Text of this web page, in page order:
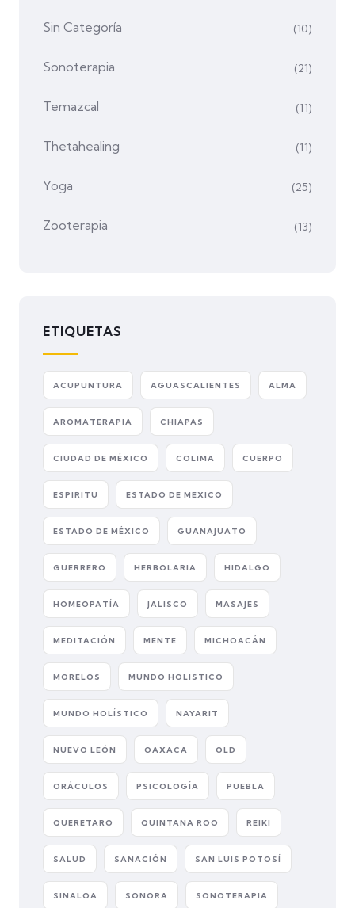
Sin Categoría (10)
Sonoterapia (21)
Temazcal (11)
Thetahealing (11)
Yoga (25)
Zooterapia (13)
ETIQUETAS
ACUPUNTURA AGUASCALIENTES ALMA
AROMATERAPIA CHIAPAS
CIUDAD DE MÉXICO COLIMA CUERPO
ESPIRITU ESTADO DE MEXICO
ESTADO DE MÉXICO GUANAJUATO
GUERRERO HERBOLARIA HIDALGO
HOMEOPATÍA JALISCO MASAJES
MEDITACIÓN MENTE MICHOACÁN
MORELOS MUNDO HOLISTICO
MUNDO HOLÍSTICO NAYARIT
NUEVO LEÓN OAXACA OLD
ORÁCULOS PSICOLOGÍA PUEBLA
QUERETARO QUINTANA ROO REIKI
SALUD SANACIÓN SAN LUIS POTOSÍ
SINALOA SONORA SONOTERAPIA